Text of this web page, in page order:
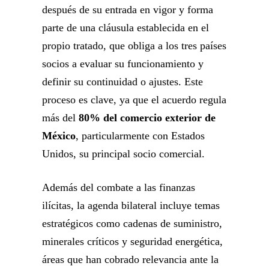
después de su entrada en vigor y forma
parte de una cláusula establecida en el
propio tratado, que obliga a los tres países
socios a evaluar su funcionamiento y
definir su continuidad o ajustes. Este
proceso es clave, ya que el acuerdo regula
más del 80% del comercio exterior de
México, particularmente con Estados
Unidos, su principal socio comercial.
Además del combate a las finanzas
ilícitas, la agenda bilateral incluye temas
estratégicos como cadenas de suministro,
minerales críticos y seguridad energética,
áreas que han cobrado relevancia ante la